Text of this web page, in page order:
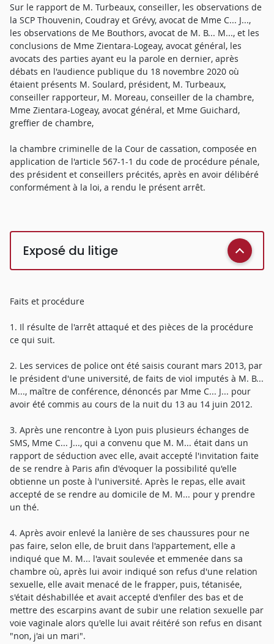
Sur le rapport de M. Turbeaux, conseiller, les observations de
la SCP Thouvenin, Coudray et Grévy, avocat de Mme C... J...,
les observations de Me Bouthors, avocat de M. B... M..., et les
conclusions de Mme Zientara-Logeay, avocat général, les
avocats des parties ayant eu la parole en dernier, après
débats en l'audience publique du 18 novembre 2020 où
étaient présents M. Soulard, président, M. Turbeaux,
conseiller rapporteur, M. Moreau, conseiller de la chambre,
Mme Zientara-Logeay, avocat général, et Mme Guichard,
greffier de chambre,
la chambre criminelle de la Cour de cassation, composée en
application de l'article 567-1-1 du code de procédure pénale,
des président et conseillers précités, après en avoir délibéré
conformément à la loi, a rendu le présent arrêt.
Exposé du litige
Faits et procédure
1. Il résulte de l'arrêt attaqué et des pièces de la procédure
ce qui suit.
2. Les services de police ont été saisis courant mars 2013, par
le président d'une université, de faits de viol imputés à M. B...
M..., maître de conférence, dénoncés par Mme C... J... pour
avoir été commis au cours de la nuit du 13 au 14 juin 2012.
3. Après une rencontre à Lyon puis plusieurs échanges de
SMS, Mme C... J..., qui a convenu que M. M... était dans un
rapport de séduction avec elle, avait accepté l'invitation faite
de se rendre à Paris afin d'évoquer la possibilité qu'elle
obtienne un poste à l'université. Après le repas, elle avait
accepté de se rendre au domicile de M. M... pour y prendre
un thé.
4. Après avoir enlevé la lanière de ses chaussures pour ne
pas faire, selon elle, de bruit dans l'appartement, elle a
indiqué que M. M... l'avait soulevée et emmenée dans sa
chambre où, après lui avoir indiqué son refus d'une relation
sexuelle, elle avait menacé de le frapper, puis, tétanisée,
s'était déshabillée et avait accepté d'enfiler des bas et de
mettre des escarpins avant de subir une relation sexuelle par
voie vaginale alors qu'elle lui avait réitéré son refus en disant
"non, j'ai un mari".